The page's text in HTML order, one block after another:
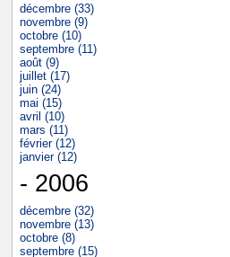
décembre (33)
novembre (9)
octobre (10)
septembre (11)
août (9)
juillet (17)
juin (24)
mai (15)
avril (10)
mars (11)
février (12)
janvier (12)
- 2006
décembre (32)
novembre (13)
octobre (8)
septembre (15)